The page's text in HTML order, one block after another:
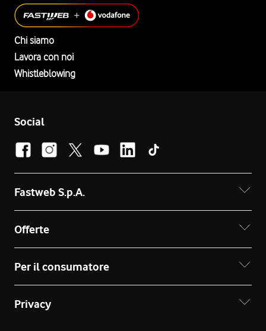
Chi siamo
Lavora con noi
Whistleblowing
Social
Fastweb S.p.A.
Offerte
Per il consumatore
Privacy